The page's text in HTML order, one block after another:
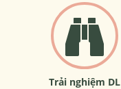
Trải nghiệm DL